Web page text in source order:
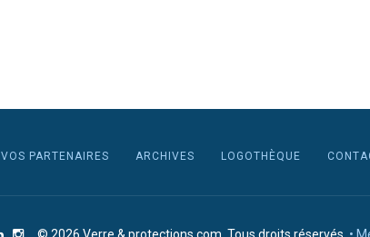
VOS PARTENAIRES ARCHIVES LOGOTHÈQUE